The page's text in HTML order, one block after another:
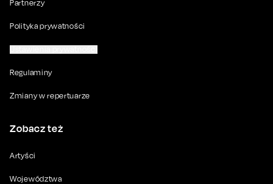
Partnerzy
Polityka prywatności
Regulaminy
Zmiany w repertuarze
Zobacz też
Artyści
Województwa